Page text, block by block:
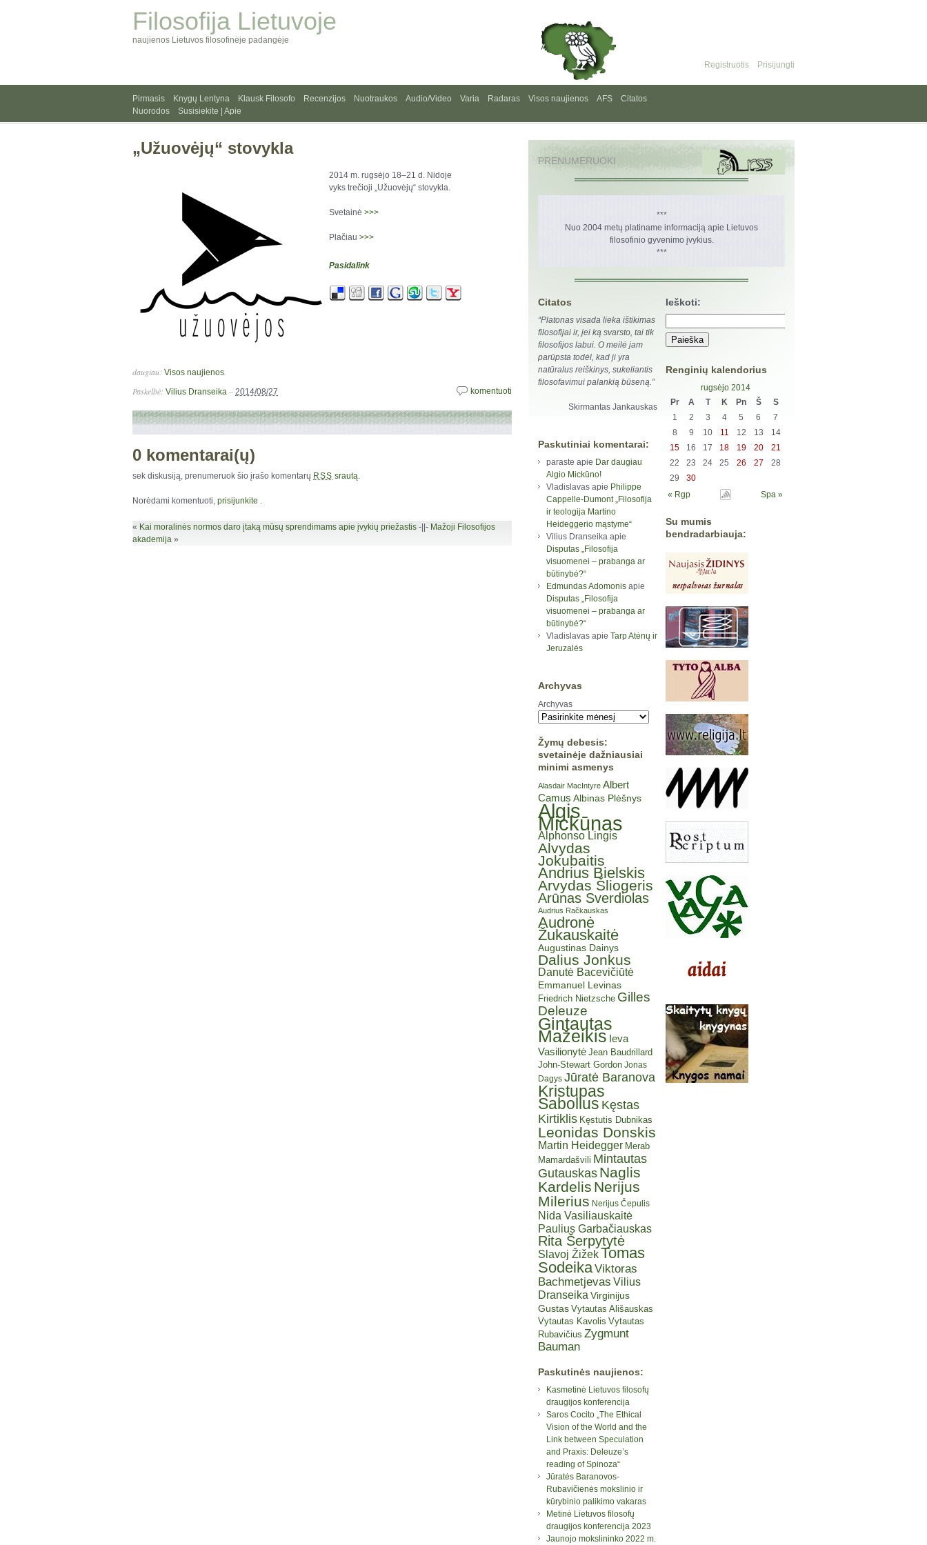
Filosofija Lietuvoje
naujienos Lietuvos filosofinėje padangėje
Prisijungti
Registruotis
Pirmasis Knygų Lentyna Klausk Filosofo Recenzijos Nuotraukos Audio/Video Varia Radaras Visos naujienos AFS
Citatos
Nuorodos
Susisiekite | Apie
„Užuovėjų“ stovykla
2014 m. rugsėjo 18–21 d. Nidoje
vyks trečioji „Užuovėjų“ stovykla.
Svetainė >>>
Plačiau >>>
Pasidalink
daugiau: Visos naujienos
komentuoti
Paskelbė: Vilius Dranseika – 2014/08/27
0 komentarai(ų)
sek diskusiją, prenumeruok šio įrašo komentarų RSS srautą.
Norėdami komentuoti, prisijunkite .
« Kai moralinės normos daro įtaką mūsų sprendimams apie įvykių priežastis -||- Mažoji Filosofijos
akademija »
PRENUMERUOKI
***
Nuo 2004 metų platiname informaciją apie Lietuvos
filosofinio gyvenimo įvykius.
***
Citatos
“Platonas visada lieka ištikimas
filosofijai ir, jei ką svarsto, tai tik
filosofijos labui. O meilė jam
parūpsta todėl, kad ji yra
natūralus reiškinys, sukeliantis
filosofavimui palankią būseną.”
Skirmantas Jankauskas
Paskutiniai komentarai:
paraste apie Dar daugiau
Algio Mickūno!
Vladislavas apie Philippe
Cappelle-Dumont „Filosofija
ir teologija Martino
Heideggerio mąstyme“
Vilius Dranseika apie
Disputas „Filosofija
visuomenei – prabanga ar
būtinybė?“
Edmundas Adomonis apie
Disputas „Filosofija
visuomenei – prabanga ar
būtinybė?“
Vladislavas apie Tarp Atėnų ir
Jeruzalės
Archyvas
Archyvas
Žymų debesis:
svetainėje dažniausiai
minimi asmenys
Alasdair MacIntyre Albert
Camus Albinas Plėšnys
Algis
Mickūnas
Alphonso Lingis
Alvydas
Jokubaitis
Andrius Bielskis
Arvydas Šliogeris
Arūnas Sverdiolas
Audrius Račkauskas
Audronė
Žukauskaitė
Augustinas Dainys
Dalius Jonkus
Danutė Bacevičiūtė
Emmanuel Levinas
Friedrich Nietzsche Gilles
Deleuze
Gintautas
Mažeikis Ieva
Vasilionytė Jean Baudrillard
John-Stewart Gordon Jonas
Dagys Jūratė Baranova
Kristupas
Sabolius Kęstas
Kirtiklis Kęstutis Dubnikas
Leonidas Donskis
Martin Heidegger Merab
Mamardašvili Mintautas
Gutauskas Naglis
Kardelis Nerijus
Milerius Nerijus Čepulis
Nida Vasiliauskaitė
Paulius Garbačiauskas
Rita Šerpytytė
Slavoj ŽižekTomas
SodeikaViktoras
Bachmetjevas Vilius
Dranseika Virginijus
Gustas Vytautas Ališauskas
Vytautas Kavolis Vytautas
Rubavičius Zygmunt
Bauman
Paskutinės naujienos:
Kasmetinė Lietuvos filosofų
draugijos konferencija
Saros Cocito „The Ethical
Vision of the World and the
Link between Speculation
and Praxis: Deleuze’s
reading of Spinoza“
Jūratės Baranovos-
Rubavičienės mokslinio ir
kūrybinio palikimo vakaras
Metinė Lietuvos filosofų
draugijos konferencija 2023
Jaunojo mokslininko 2022 m.
Ieškoti:
Renginių kalendorius
rugsėjo 2014
Pr
A T K Pn Š
S
1
2 3 4 5 6
7
8
9 10 11 12 13
14
15
16 17 18 19 20
21
22
23 24 25 26 27
28
29
30
« Rgp
Spa »
Su mumis
bendradarbiauja: